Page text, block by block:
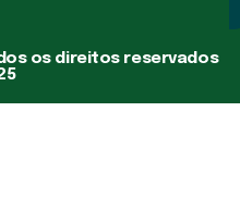
os direitos reservados